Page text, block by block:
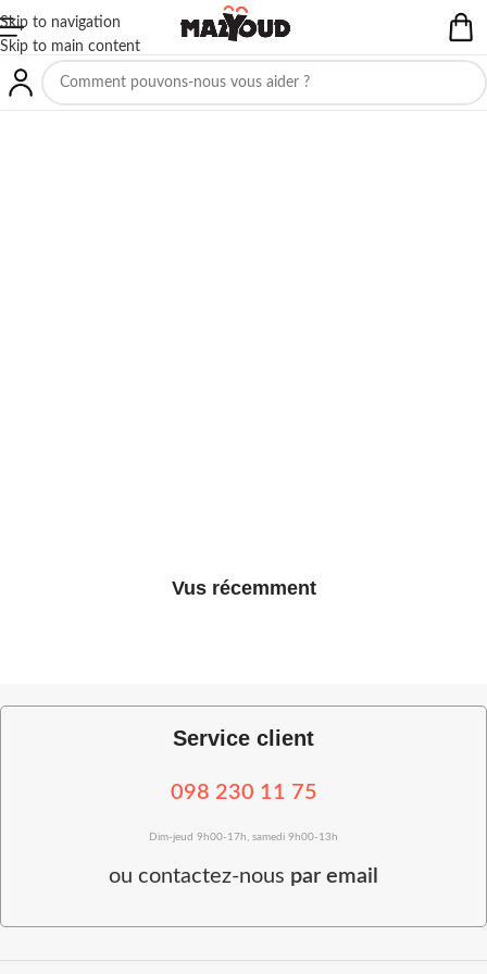
Skip to navigation
Skip to main content
Vus récemment
Service client
098 230 11 75
Dim-jeud 9h00-17h, samedi 9h00-13h
ou contactez-nous par email